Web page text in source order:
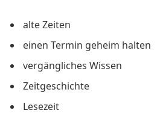
alte Zeiten
einen Termin geheim halten
vergängliches Wissen
Zeitgeschichte
Lesezeit